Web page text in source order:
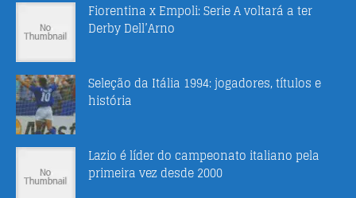
Fiorentina x Empoli: Serie A voltará a ter
Derby Dell’Arno
Seleção da Itália 1994: jogadores, títulos e
história
Lazio é líder do campeonato italiano pela
primeira vez desde 2000